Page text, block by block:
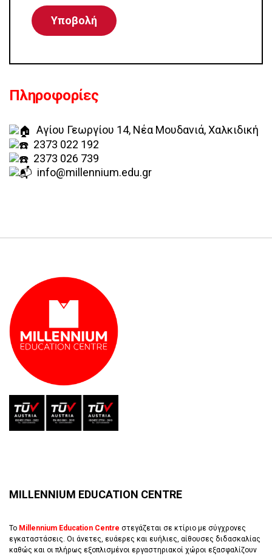
Πληροφορίες
Αγίου Γεωργίου 14, Νέα Μουδανιά, Χαλκιδική
2373 022 192
2373 026 739
info@millennium.edu.gr
MILLENNIUM EDUCATION CENTRE
Το Millennium Education Centre στεγάζεται σε κτίριο με σύγχρονες
εγκαταστάσεις. Οι άνετες, ευάερες και ευήλιες, αίθουσες διδασκαλίας
καθώς και οι πλήρως εξοπλισμένοι εργαστηριακοί χώροι εξασφαλίζουν